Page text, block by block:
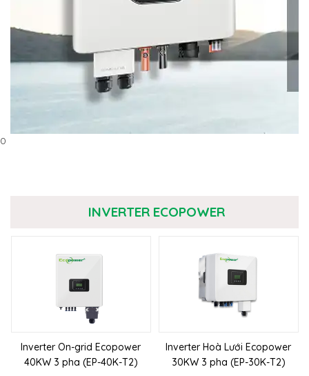
0
INVERTER ECOPOWER
Inverter On-grid Ecopower
40KW 3 pha (EP-40K-T2)
Inverter Hoà Lưới Ecopower
30KW 3 pha (EP-30K-T2)